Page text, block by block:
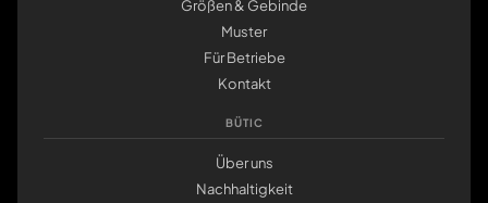
Größen & Gebinde
Muster
Für Betriebe
Kontakt
BÜTIC
Über uns
Nachhaltigkeit